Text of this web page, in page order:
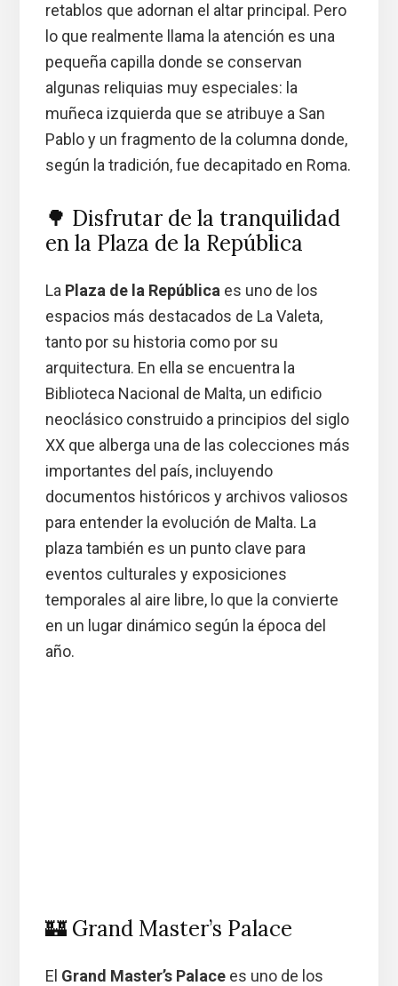
retablos que adornan el altar principal. Pero
lo que realmente llama la atención es una
pequeña capilla donde se conservan
algunas reliquias muy especiales: la
muñeca izquierda que se atribuye a San
Pablo y un fragmento de la columna donde,
según la tradición, fue decapitado en Roma.
🌳 Disfrutar de la tranquilidad
en la Plaza de la República
La Plaza de la Repúblicaes uno de los
espacios más destacados de La Valeta,
tanto por su historia como por su
arquitectura. En ella se encuentra la
Biblioteca Nacional de Malta, un edificio
neoclásico construido a principios del siglo
XX que alberga una de las colecciones más
importantes del país, incluyendo
documentos históricos y archivos valiosos
para entender la evolución de Malta. La
plaza también es un punto clave para
eventos culturales y exposiciones
temporales al aire libre, lo que la convierte
en un lugar dinámico según la época del
año.
🏰 Grand Master’s Palace
El Grand Master’s Palacees uno de los